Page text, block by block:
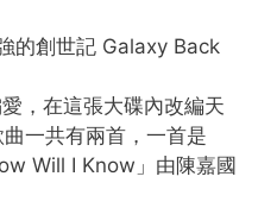
的創世記 Galaxy Back
，在這張大碟內改編天
一共有兩首，一首是
Will I Know」由陳嘉國